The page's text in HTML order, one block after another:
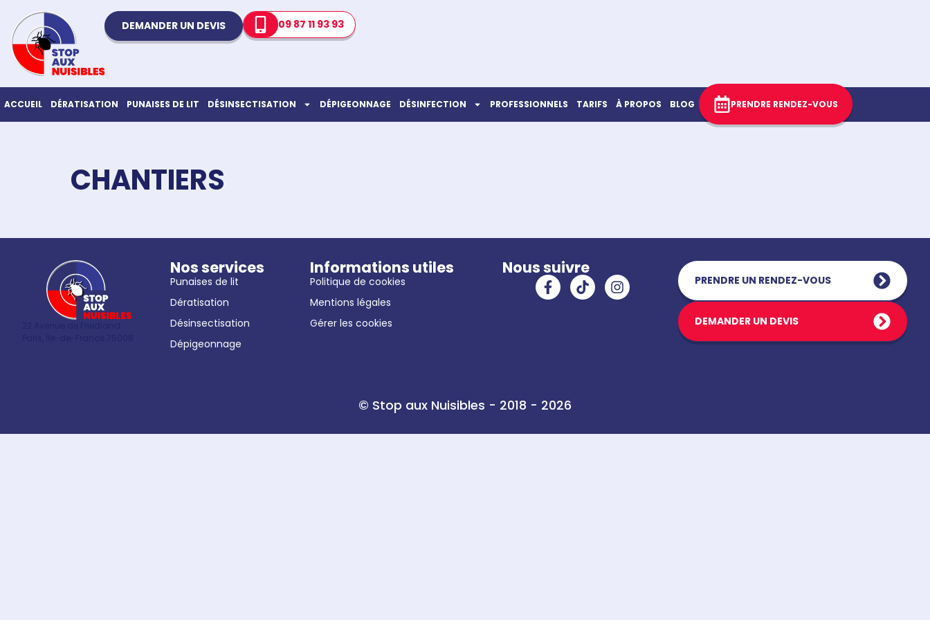
DEMANDER UN DEVIS 09 87 11 93 93
ACCUEIL DÉRATISATION PUNAISES DE LIT DÉSINSECTISATION DÉPIGEONNAGE DÉSINFECTION PROFESSIONNELS TARIFS À PROPOS BLOG PRENDRE RENDEZ-VOUS
CHANTIERS
Nos services
Punaises de lit
Dératisation
Désinsectisation
Dépigeonnage
Informations utiles
Politique de cookies
Mentions légales
Gérer les cookies
Nous suivre
PRENDRE UN RENDEZ-VOUS
DEMANDER UN DEVIS
© Stop aux Nuisibles - 2018 - 2026